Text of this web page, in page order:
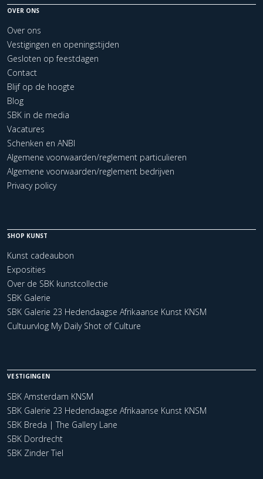
OVER ONS
Over ons
Vestigingen en openingstijden
Gesloten op feestdagen
Contact
Blijf op de hoogte
Blog
SBK in de media
Vacatures
Schenken en ANBI
Algemene voorwaarden/reglement particulieren
Algemene voorwaarden/reglement bedrijven
Privacy policy
SHOP KUNST
Kunst cadeaubon
Exposities
Over de SBK kunstcollectie
SBK Galerie
SBK Galerie 23 Hedendaagse Afrikaanse Kunst KNSM
Cultuurvlog My Daily Shot of Culture
VESTIGINGEN
SBK Amsterdam KNSM
SBK Galerie 23 Hedendaagse Afrikaanse Kunst KNSM
SBK Breda | The Gallery Lane
SBK Dordrecht
SBK Zinder Tiel